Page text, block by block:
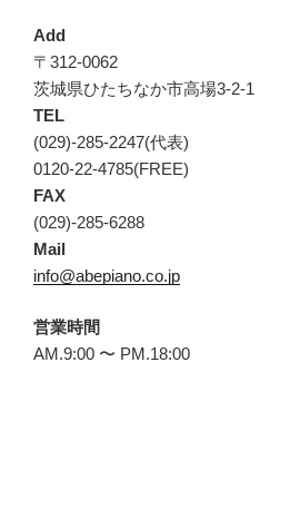
Add
〒312-0062
茨城県ひたちなか市高場3-2-1
TEL
(029)-285-2247(代表)
0120-22-4785(FREE)
FAX
(029)-285-6288
Mail
info@abepiano.co.jp
営業時間
AM.9:00 〜 PM.18:00